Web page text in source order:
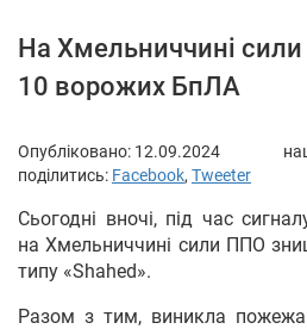
На Хмельниччині
10 ворожих БпЛА
Опубліковано: 12.09.2024
поділитись: Facebook, Tweeter
Сьогодні вночі, під час
на Хмельниччині сили ППО
типу «Shahed».
Разом з тим, виникла